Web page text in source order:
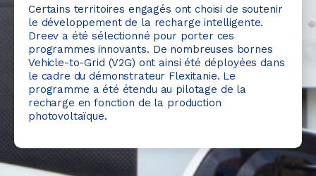
Certains territoires engagés ont choisi de soutenir
le développement de la recharge intelligente.
Dreev a été sélectionné pour porter ces
programmes innovants. De nombreuses bornes
Vehicle-to-Grid (V2G) ont ainsi été déployées dans
le cadre du démonstrateur Flexitanie. Le
programme a été étendu au pilotage de la
recharge en fonction de la production
photovoltaïque.